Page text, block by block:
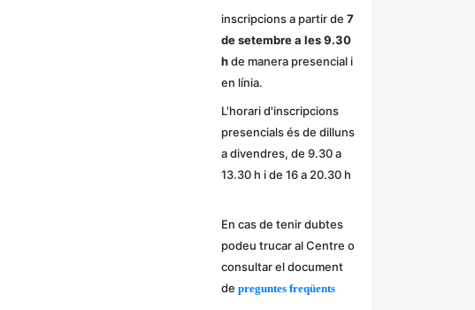
inscripcions a partir de 7
de setembre a les 9.30
hde manera presencial i
en línia.
L'horari d'inscripcions
presencials és de dilluns
a divendres, de 9.30 a
13.30 h i de 16 a 20.30 h
En cas de tenir dubtes
podeu trucar al Centre o
consultar el document
de preguntes freqüents